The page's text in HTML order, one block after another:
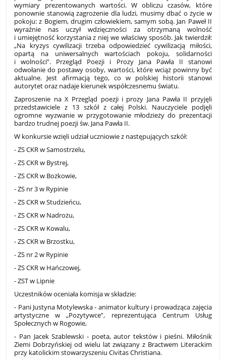
wymiary prezentowanych wartości. W obliczu czasów, które
ponownie stanowią zagrożenie dla ludzi, musimy dbać o życie w
pokoju: z Bogiem, drugim człowiekiem, samym sobą. Jan Paweł II
wyraźnie nas uczył wdzięczności za otrzymaną wolność
i umiejętność korzystania z niej we właściwy sposób. Jak twierdził:
„Na kryzys cywilizacji trzeba odpowiedzieć cywilizacją miłości,
opartą na uniwersalnych wartościach pokoju, solidarności
i wolności”. Przegląd Poezji i Prozy Jana Pawła II stanowi
odwołanie do postawy osoby, wartości, które wciąż powinny być
aktualne. Jest afirmacją tego, co w polskiej historii stanowi
autorytet oraz nadaje kierunek współczesnemu światu.
Zaproszenie na X Przegląd poezji i prozy Jana Pawła II przyjęli
przedstawiciele z 13 szkół z całej Polski. Nauczyciele podjęli
ogromne wyzwanie w przygotowanie młodzieży do prezentacji
bardzo trudnej poezji św. Jana Pawła II.
W konkursie wzięli udział uczniowie z następujących szkół:
- ZS CKR w Samostrzelu,
- ZS CKR w Bystrej,
- ZS CKR w Bożkowie,
- ZS nr 3 w Rypinie
- ZS CKR w Studzieńcu,
- ZS CKR w Nadrożu,
- ZS CKR w Kowalu,
- ZS CKR w Brzostku,
- ZS nr 2 w Rypinie
- ZS CKR w Hańczowej,
- ZST w Lipnie
Uczestników oceniała komisja w składzie:
- Pani Justyna Motylewska - animator kultury i prowadząca zajęcia
artystyczne w „Pozytywce”, reprezentująca Centrum Usług
Społecznych w Rogowie,
- Pan Jacek Szablewski - poeta, autor tekstów i pieśni. Miłośnik
Ziemi Dobrzyńskiej od wielu lat związany z Bractwem Literackim
przy katolickim stowarzyszeniu Civitas Christiana.